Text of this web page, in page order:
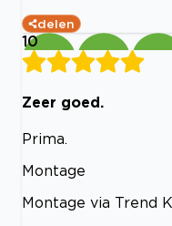
delen
10
Zeer goed.
Prima.
Montage
Montage via Trend